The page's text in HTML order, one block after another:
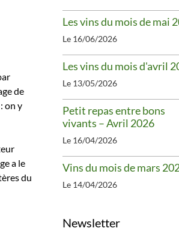
de
on y
a le
du
Les vins du mois de mai
Le 16/06/2026
Les vins du mois d'avril
Le 13/05/2026
Petit repas entre bons
vivants – Avril 2026
Le 16/04/2026
Vins du mois de mars
Le 14/04/2026
Newsletter